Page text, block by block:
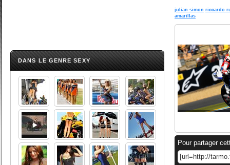
DANS LE GENRE SEXY
julian simon riccardo
amarillas
Pour partager